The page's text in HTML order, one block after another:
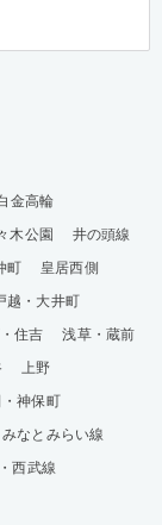
金高輪
木公園
井の頭線
町
皇居西側
越・大井町
住吉
浅草・蔵前
上野
神保町
みなとみらい線
西武線